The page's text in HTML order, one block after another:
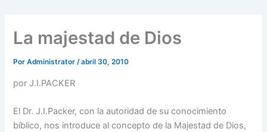
La majestad de Dios
PorAdministrator/abril 30, 2010
por J.I.PACKER
El Dr. J.I.Packer, con la autoridad de su conocimiento
bíblico, nos introduce al concepto de la Majestad de Dios,